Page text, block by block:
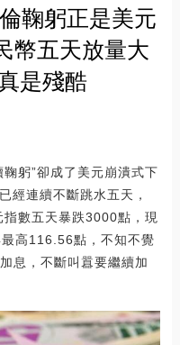
鞠躬正是美元
幣五天放量大
是殘酷
躬”卻成了美元崩潰式下
經連續不斷跳水五天，
數五天暴跌3000點，現
高116.56點，不知不覺
息，不斷叫囂要繼續加